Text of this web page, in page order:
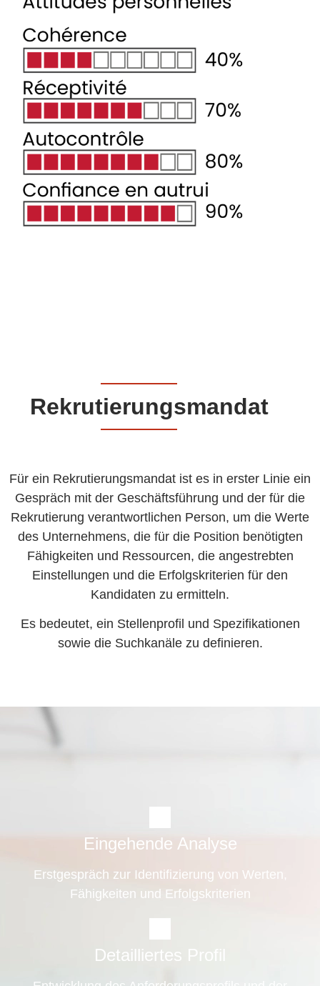
Rekrutierungsmandat
Für ein Rekrutierungsmandat ist es in erster Linie ein
Gespräch mit der Geschäftsführung und der für die
Rekrutierung verantwortlichen Person, um die Werte
des Unternehmens, die für die Position benötigten
Fähigkeiten und Ressourcen, die angestrebten
Einstellungen und die Erfolgskriterien für den
Kandidaten zu ermitteln.
Es bedeutet, ein Stellenprofil und Spezifikationen
sowie die Suchkanäle zu definieren.
Eingehende Analyse
Erstgespräch zur Identifizierung von Werten,
Fähigkeiten und Erfolgskriterien
Detailliertes Profil